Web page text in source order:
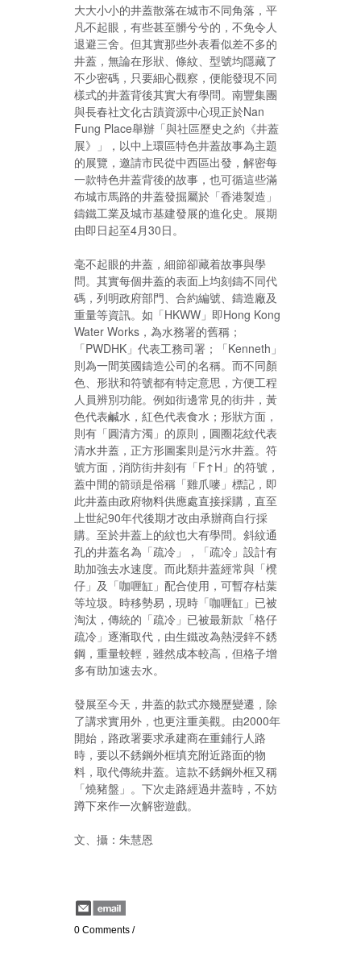
大大小小的井蓋散落在城市不同角落，平
凡不起眼，有些甚至髒兮兮的，不免令人
退避三舍。但其實那些外表看似差不多的
井蓋，無論在形狀、條紋、型號均隱藏了
不少密碼，只要細心觀察，便能發現不同
樣式的井蓋背後其實大有學問。南豐集團
與長春社文化古蹟資源中心現正於Nan
Fung Place舉辦「與社區歷史之約《井蓋
展》」，以中上環區特色井蓋故事為主題
的展覽，邀請市民從中西區出發，解密每
一款特色井蓋背後的故事，也可循這些滿
布城市馬路的井蓋發掘屬於「香港製造」
鑄鐵工業及城市基建發展的進化史。展期
由即日起至4月30日。
毫不起眼的井蓋，細節卻藏着故事與學
問。其實每個井蓋的表面上均刻鑄不同代
碼，列明政府部門、合約編號、鑄造廠及
重量等資訊。如「HKWW」即Hong Kong
Water Works，為水務署的舊稱；
「PWDHK」代表工務司署；「Kenneth」
則為一間英國鑄造公司的名稱。而不同顏
色、形狀和符號都有特定意思，方便工程
人員辨別功能。例如街邊常見的街井，黃
色代表鹹水，紅色代表食水；形狀方面，
則有「圓清方濁」的原則，圓圈花紋代表
清水井蓋，正方形圖案則是污水井蓋。符
號方面，消防街井刻有「F↑H」的符號，
蓋中間的箭頭是俗稱「雞爪嘜」標記，即
此井蓋由政府物料供應處直接採購，直至
上世紀90年代後期才改由承辦商自行採
購。至於井蓋上的紋也大有學問。斜紋通
孔的井蓋名為「疏冷」，「疏冷」設計有
助加強去水速度。而此類井蓋經常與「櫈
仔」及「咖喱缸」配合使用，可暫存枯葉
等垃圾。時移勢易，現時「咖喱缸」已被
淘汰，傳統的「疏冷」已被最新款「格仔
疏冷」逐漸取代，由生鐵改為熱浸鋅不銹
鋼，重量較輕，雖然成本較高，但格子增
多有助加速去水。
發展至今天，井蓋的款式亦幾歷變遷，除
了講求實用外，也更注重美觀。由2000年
開始，路政署要求承建商在重鋪行人路
時，要以不銹鋼外框填充附近路面的物
料，取代傳統井蓋。這款不銹鋼外框又稱
「燒豬盤」。下次走路經過井蓋時，不妨
蹲下來作一次解密遊戲。
文、攝：朱慧恩
0 Comments /